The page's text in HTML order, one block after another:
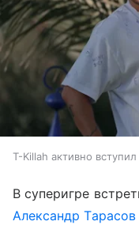
T-Killah активно
В суперигре
Александр Тарасов